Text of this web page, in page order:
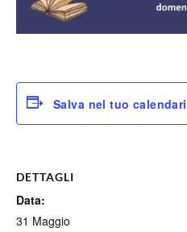
Salva nel tuo
DETTAGLI
Data:
31 Maggio